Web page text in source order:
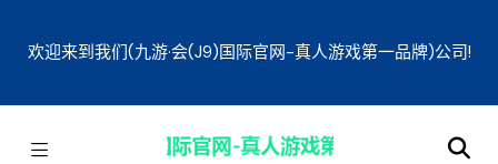
欢迎来到我们(九游·会(J9)国际官网-真人游戏第一品牌)公司!